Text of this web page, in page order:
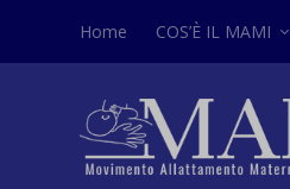
Home COS’È IL MAMI